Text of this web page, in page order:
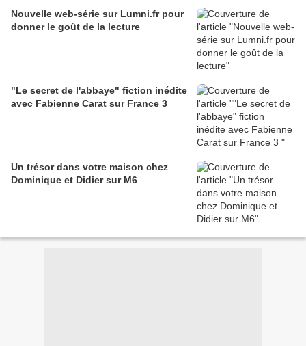
Nouvelle web-série sur Lumni.fr pour
donner le goût de la lecture
"Le secret de l'abbaye" fiction inédite
avec Fabienne Carat sur France 3
Un trésor dans votre maison chez
Dominique et Didier sur M6